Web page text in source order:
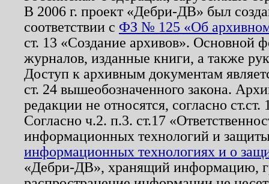
В 2006 г. проект «Дебри-ДВ» был
соответствии с ФЗ № 125 «Об
ст. 13 «Создание архивов». Основной
журналов, изданные книги, а также
Доступ к архивным документам
ст. 24 вышеобозначенного закона.
редакции не относятся, согласно
Согласно ч.2. п.3. ст.17
информационных технологий и
информационных технологиях и о
«Дебри-ДВ», хранящий информацию,